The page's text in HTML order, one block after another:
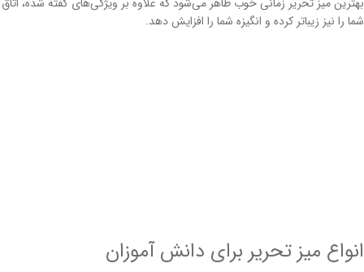
شما را نیز زیباتر کرده و انگیزه شما را افزایش دهد.
انواع میز تحریر برای دانش آموزان